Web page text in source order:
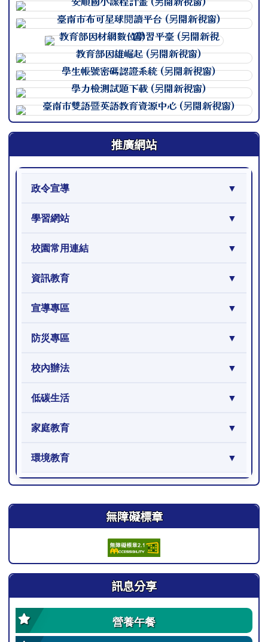
連至 http://
連至 http://
連至 http://
連至 http://
連至 http://
連至 http://
連至 http://
推廣網站
政令宣導
學習網站
校園常用連結
資訊教育
宣導專區
防災專區
校內辦法
低碳生活
家庭教育
環境教育
右邊區域內容 無障礙標章
訊息分享
營養午餐